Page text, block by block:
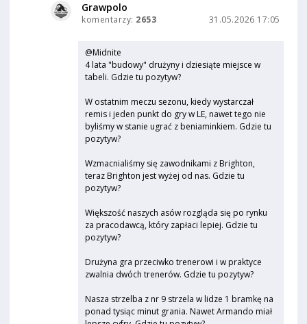
Grawpolo
komentarzy: 2653 31.05.2026 17:05
@Midnite
4 lata "budowy" drużyny i dziesiąte miejsce w
tabeli. Gdzie tu pozytyw?
W ostatnim meczu sezonu, kiedy wystarczał
remis i jeden punkt do gry w LE, nawet tego nie
byliśmy w stanie ugrać z beniaminkiem. Gdzie tu
pozytyw?
Wzmacnialiśmy się zawodnikami z Brighton,
teraz Brighton jest wyżej od nas. Gdzie tu
pozytyw?
Większość naszych asów rozgląda się po rynku
za pracodawcą, który zapłaci lepiej. Gdzie tu
pozytyw?
Drużyna gra przeciwko trenerowi i w praktyce
zwalnia dwóch trenerów. Gdzie tu pozytyw?
Nasza strzelba z nr 9 strzela w lidze 1 bramkę na
ponad tysiąc minut grania. Nawet Armando miał